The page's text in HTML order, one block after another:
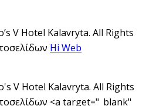
V Hotel Kalavryta. All Rights
Hi Web
V Hotel Kalavryta. All Rights
<a target="_blank"